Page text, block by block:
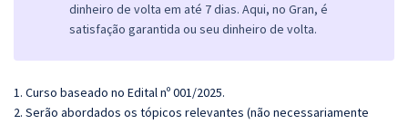
dinheiro de volta em até 7 dias. Aqui, no Gran, é
satisfação garantida ou seu dinheiro de volta.
1. Curso baseado no Edital nº 001/2025.
2. Serão abordados os tópicos relevantes (não necessariamente